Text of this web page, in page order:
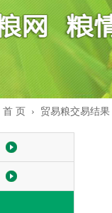
首 页 › 贸易粮交易结果